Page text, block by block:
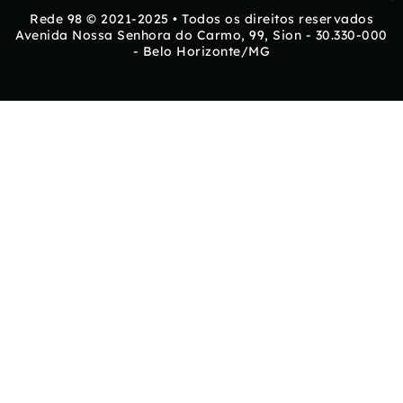
Rede 98 © 2021-2025 • Todos os direitos reservados
Avenida Nossa Senhora do Carmo, 99, Sion - 30.330-000
- Belo Horizonte/MG